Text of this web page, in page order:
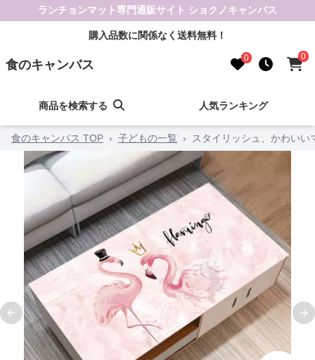
ランチョンマット専門通販サイト ショクノキャンバス
購入品数に関係なく送料無料！
食のキャンバス 0 0
商品を検索する 人気ランキング
食のキャンバス TOP › 子どもの一覧 › スタイリッシュ、かわい
Previous slide